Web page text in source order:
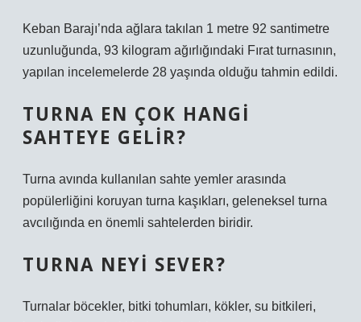
Keban Barajı’nda ağlara takılan 1 metre 92 santimetre
uzunluğunda, 93 kilogram ağırlığındaki Fırat turnasının,
yapılan incelemelerde 28 yaşında olduğu tahmin edildi.
TURNA EN ÇOK HANGI
SAHTEYE GELIR?
Turna avında kullanılan sahte yemler arasında
popülerliğini koruyan turna kaşıkları, geleneksel turna
avcılığında en önemli sahtelerden biridir.
TURNA NEYI SEVER?
Turnalar böcekler, bitki tohumları, kökler, su bitkileri,